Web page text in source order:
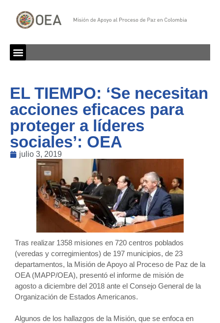
EL TIEMPO: ‘Se necesitan
acciones eficaces para
proteger a líderes
sociales’: OEA
julio 3, 2019
Tras realizar 1358 misiones en 720 centros poblados
(veredas y corregimientos) de 197 municipios, de 23
departamentos, la Misión de Apoyo al Proceso de Paz de la
OEA (MAPP/OEA), presentó el informe de misión de
agosto a diciembre del 2018 ante el Consejo General de la
Organización de Estados Americanos.
Algunos de los hallazgos de la Misión, que se enfoca en